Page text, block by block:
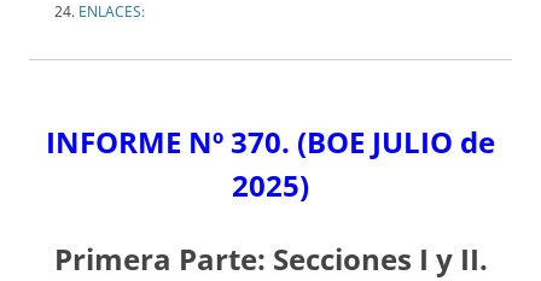
ENLACES:
INFORME Nº 370. (BOE JULIO de
2025)
Primera Parte: Secciones I y II.